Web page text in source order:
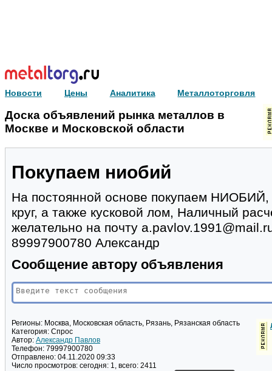
Новости Цены Аналитика Металлоторговля
Доска объявлений рынка металлов в
Москве и Московской области
Покупаем ниобий
На постоянной основе покупаем НИОБИЙ,
круг, а также кусковой лом, Наличный
желательно на почту
89997900780 Александр
Сообщение автору объявления
Регионы: Москва, Московская область, Рязань, Рязанская область
Категория: Спрос
Автор: Александр Павлов
Телефон: 79997900780
Отправлено: 04.11.2020 09:33
Число просмотров: сегодня: 1, всего: 2411